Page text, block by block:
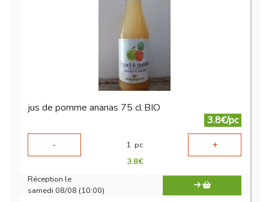
jus de pomme ananas 75 cl BIO
3.8€/pc
-
1 pc +
3.8€
Réception le
samedi 08/08 (10:00)